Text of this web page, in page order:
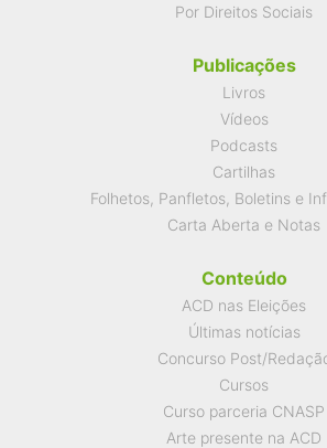
Por Direitos Sociais
Publicações
Livros
Vídeos
Podcasts
Cartilhas
Folhetos, Panfletos, Boletins e
Carta Aberta e Notas
Conteúdo
ACD nas Eleições
Últimas notícias
Concurso Post/
Cursos
Curso parceria CNASP
Arte presente na ACD